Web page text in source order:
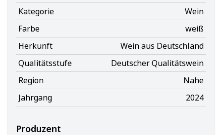
Kategorie
Wein
Farbe
weiß
Herkunft
Wein aus Deutschland
Qualitätsstufe
Deutscher Qualitätswein
Region
Nahe
Jahrgang
2024
Produzent